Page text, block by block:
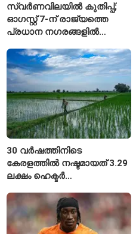
സ്വർണവിലയിൽ കുതിപ്പ്;
ഓഗസ്റ്റ് 7-ന് രാജ്യത്തെ
പ്രധാന നഗരങ്ങളിൽ
30 വർഷത്തിനിടെ
കേരളത്തിൽ നഷ്ടമായത് 3.29
ലക്ഷം ഹെക്ടർ